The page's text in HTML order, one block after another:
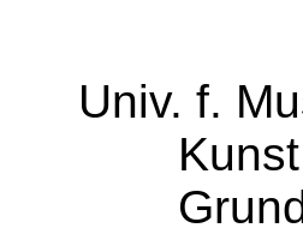
Univ. f.
Kunst